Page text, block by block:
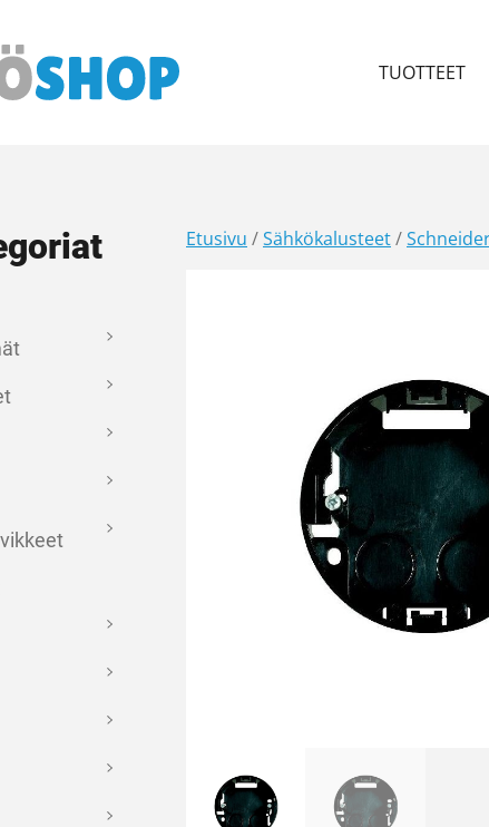
TUOTTEET
Etusivu /Sähkökalusteet/